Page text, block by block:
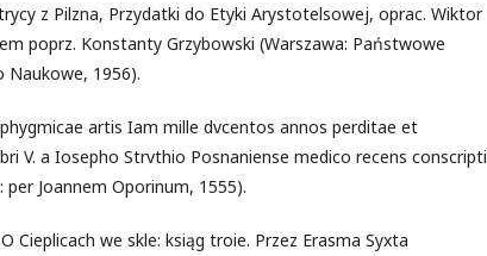
z Pilzna, Przydatki do Etyki Arystotelsowej, oprac. Wiktor
poprz. Konstanty Grzybowski (Warszawa: Państwowe
Naukowe, 1956).
artis Iam mille dvcentos annos perditae et
V. a Iosepho Strvthio Posnaniense medico recens conscripti
per Joannem Oporinum, 1555).
Cieplicach we skle: ksiąg troie. Przez Erasma Syxta